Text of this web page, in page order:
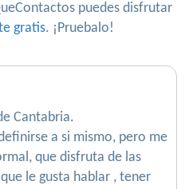
puedes disfrutar
gratis. ¡Pruebalo!
Cantabria.
a si mismo, pero me
que disfruta de las
le gusta hablar , tener